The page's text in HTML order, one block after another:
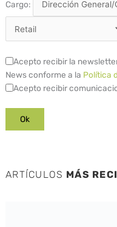
Cargo:
Acepto recibir la
News conforme a la Política
Acepto recibir
ARTÍCULOS MÁS